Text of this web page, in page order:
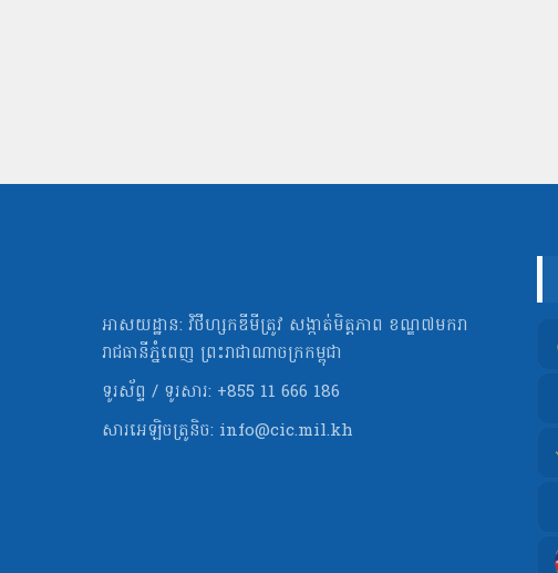
អាសយដ្ឋាន: វិថីហ្សកឌីមីត្រូវ សង្កាត់មិត្ដភាព ខណ្ឌ៧មករា
រាជធានីភ្នំពេញ ព្រះរាជាណាចក្រកម្ពុជា
ទូរស័ព្ទ / ទូរសារ: +855 11 666 186
សារអេឡិចត្រូនិច: info@cic.mil.kh